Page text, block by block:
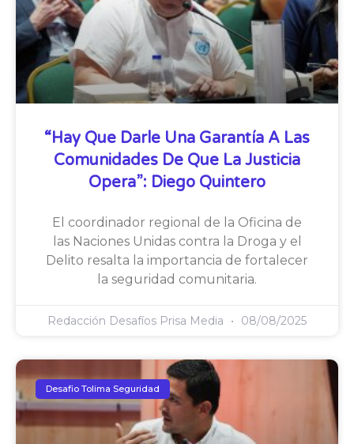
“Hay Que Darle Una Garantía A Las
Comunidades De Que La Justicia
Opera”: Diego Quintero
El coordinador regional de la Oficina de
las Naciones Unidas contra la Droga y el
Delito resalta la importancia de fortalecer
la seguridad comunitaria.
Redacción Desafíos Prisa Media 08/08/2025
Desafio Tolima Seguridad